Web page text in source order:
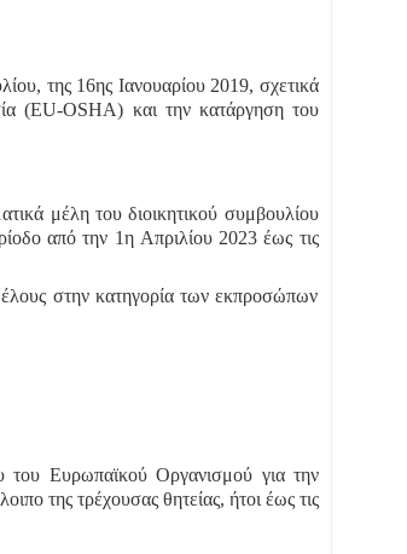
της 16ης Ιανουαρίου 2019, σχετικά
(EU-OSHA) και την κατάργηση του
μέλη του διοικητικού συμβουλίου
από την 1η Απριλίου 2023 έως τις
στην κατηγορία των εκπροσώπων
του Ευρωπαϊκού Οργανισμού για την
της τρέχουσας θητείας, ήτοι έως τις